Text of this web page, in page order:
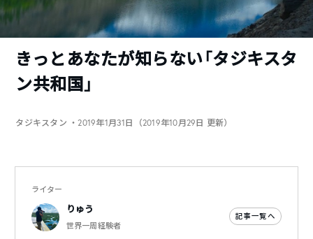
きっとあなたが知らない「タジキスタ
ン共和国」
タジキスタン ・2019年1月31日（2019年10月29日 更新）
ライター
りゅう
世界一周経験者
記事一覧へ